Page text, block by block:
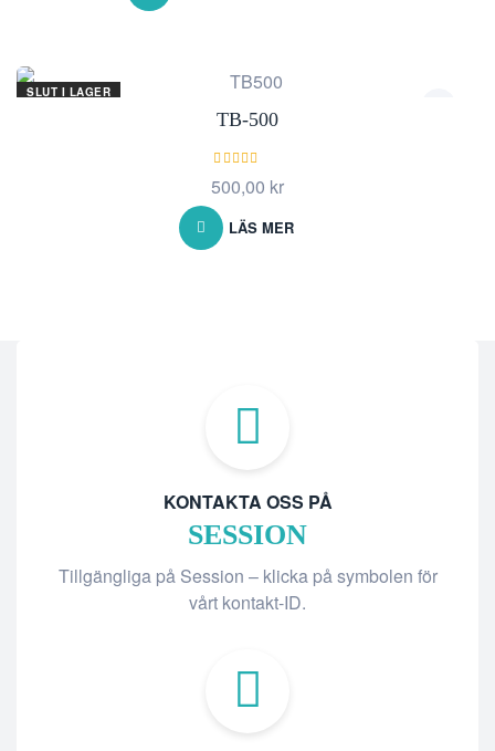
SLUT I LAGER
TB-500
Betygsatt
5.00 av 5
500,00 kr
LÄS MER
KONTAKTA OSS PÅ
SESSION
Tillgängliga på Session – klicka på symbolen för
vårt kontakt-ID.